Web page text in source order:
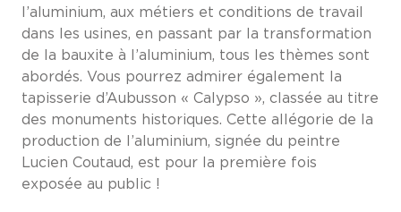
l’aluminium, aux métiers et conditions de travail
dans les usines, en passant par la transformation
de la bauxite à l’aluminium, tous les thèmes sont
abordés. Vous pourrez admirer également la
tapisserie d’Aubusson « Calypso », classée au titre
des monuments historiques. Cette allégorie de la
production de l’aluminium, signée du peintre
Lucien Coutaud, est pour la première fois
exposée au public !